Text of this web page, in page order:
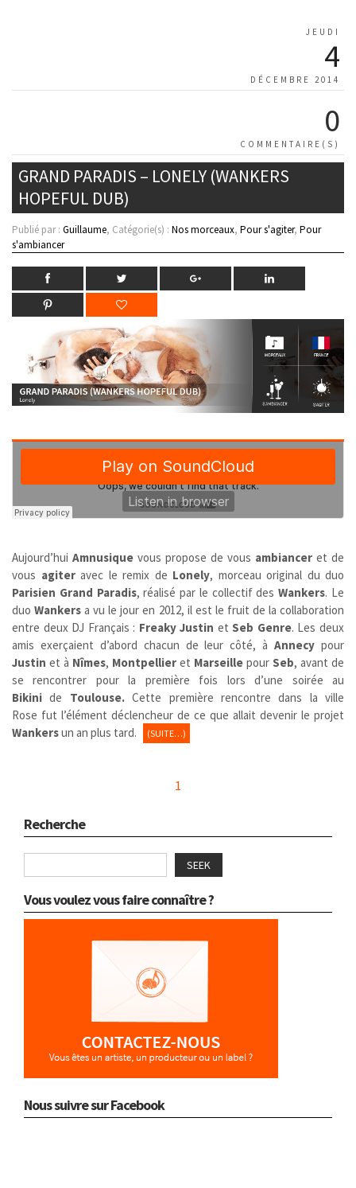
JEUDI
4
DÉCEMBRE 2014
0
COMMENTAIRE(S)
GRAND PARADIS – LONELY (WANKERS
HOPEFUL DUB)
Publié par : Guillaume, Catégorie(s) : Nos morceaux, Pour s'agiter, Pour
s'ambiancer
Aujourd’hui Amnusique vous propose de vous ambiancer et de
vous agiteravec le remix de Lonely, morceau original du duo
Parisien Grand Paradis, réalisé par le collectif desWankers. Le
duoWankers a vu le jour en 2012, il est le fruit de la collaboration
entre deux DJ Français : Freaky Justin etSeb Genre. Les deux
amis exerçaient d’abord chacun de leur côté, àAnnecy pour
Justin et à Nîmes, Montpellier et Marseille pour Seb, avant de
se rencontrer pour la première fois lors d’une soirée au
Bikini de Toulouse.Cette première rencontre dans la ville
Rose fut l’élément déclencheur de ce que allait devenir le projet
Wankersun an plus tard. (SUITE…)
1
Recherche
SEEK
Vous voulez vous faire connaître ?
Nous suivre sur Facebook